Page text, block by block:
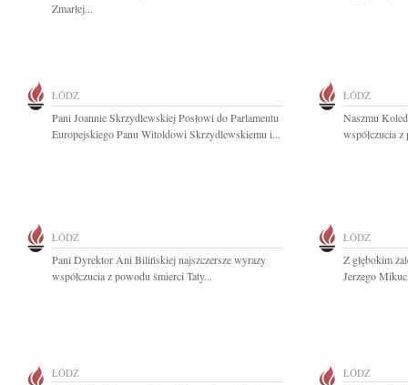
Zmarłej...
ŁÓDŹ
Pani Joannie Skrzydlewskiej Posłowi do Parlamentu
Europejskiego Panu Witoldowi Skrzydlewskiemu i...
ŁÓDŹ
Naszmu
współczucia
ŁÓDŹ
Pani Dyrektor Ani Bilińskiej najszczersze wyrazy
współczucia z powodu śmierci Taty...
ŁÓDŹ
Z głębokim
Jerzego
ŁÓDŹ ŁÓDŹ